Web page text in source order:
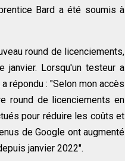
Bard a été soumis à
round de licenciements,
Lorsqu'un testeur a
répondu : "Selon mon accès
round de licenciements en
pour réduire les coûts et
de Google ont augmenté
janvier 2022".